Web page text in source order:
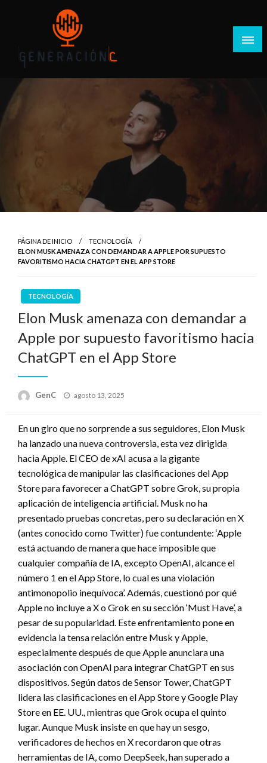
Generación C
PÁGINA DE INICIO
TECNOLOGÍA
ELON MUSK AMENAZA CON DEMANDAR A APPLE POR SUPUESTO
FAVORITISMO HACIA CHATGPT EN EL APP STORE
TECNOLOGÍA
Elon Musk amenaza con demandar a
Apple por supuesto favoritismo hacia
ChatGPT en el App Store
GenC
Publicado
agosto 13, 2025
En un giro que no sorprende a sus seguidores, Elon Musk
ha lanzado una nueva controversia, esta vez dirigida
hacia Apple. El CEO de xAI acusa a la gigante
tecnológica de manipular las clasificaciones del App
Store para favorecer a ChatGPT sobre Grok, su propia
aplicación de inteligencia artificial. Musk no ha
presentado pruebas concretas, pero su declaración en X
(antes conocido como Twitter) fue contundente: ‘Apple
está actuando de manera que hace imposible que
cualquier compañía de IA, excepto OpenAI, alcance el
número 1 en el App Store, lo cual es una violación
antimonopolio inequívoca’. Además, cuestionó por qué
Apple no incluye a X o Grok en su sección ‘Must Have’, a
pesar de su popularidad. Este enfrentamiento pone en
evidencia la tensa relación entre Musk y Apple,
especialmente después de que Apple anunciara una
asociación con OpenAI para integrar ChatGPT en sus
dispositivos. Según datos de Sensor Tower, ChatGPT
lidera las clasificaciones en el App Store y Google Play
Store en EE. UU., mientras que Grok ocupa el quinto
lugar. Aunque Musk insiste en que hay un sesgo,
verificadores de hechos en X recordaron que otras
herramientas de IA, como DeepSeek, han superado a